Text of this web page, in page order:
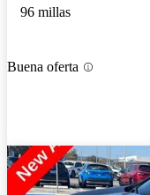
96 millas
Buena oferta